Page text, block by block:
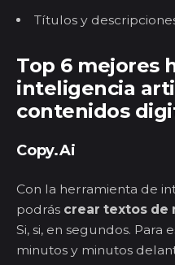
Títulos y
Top 6 mejores
inteligencia
contenidos
Copy.Ai
Con la herramienta de
podrás crear textos de
Si, si, en segundos. Para
minutos y minutos